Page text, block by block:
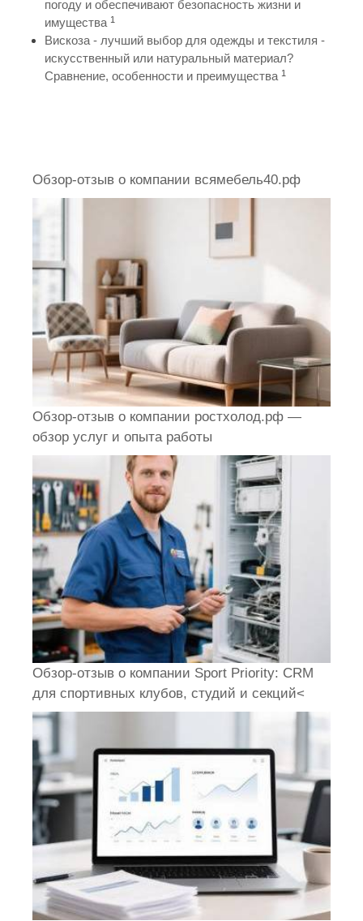
погоду и обеспечивают безопасность жизни и
имущества 1
Вискоза - лучший выбор для одежды и текстиля -
искусственный или натуральный материал?
Сравнение, особенности и преимущества 1
Обзор-отзыв о компании всямебель40.рф
Обзор-отзыв о компании ростхолод.рф —
обзор услуг и опыта работы
Обзор-отзыв о компании Sport Priority: CRM
для спортивных клубов, студий и секций<